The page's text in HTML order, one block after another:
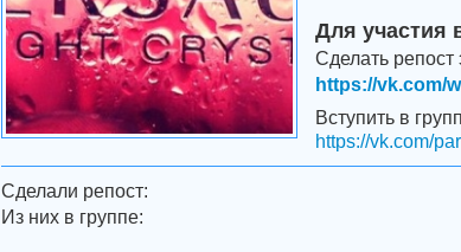
Для участия
Сделать репост
https://vk.com/
Вступить в
https://vk.com/
Сделали репост:
Из них в группе: